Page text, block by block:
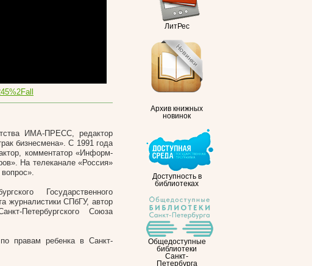
ЛитРес
Архив книжных
новинок
Доступность в
библиотеках
Общедоступные
библиотеки
Санкт-
Петербурга
ИМА-ПРЕСС, редактор
бизнесмена». С 1991 года
комментатор «Информ-
На телеканале «Россия»
Государственного
журналистики СПбГУ, автор
Петербургского Союза
правам ребенка в Санкт-